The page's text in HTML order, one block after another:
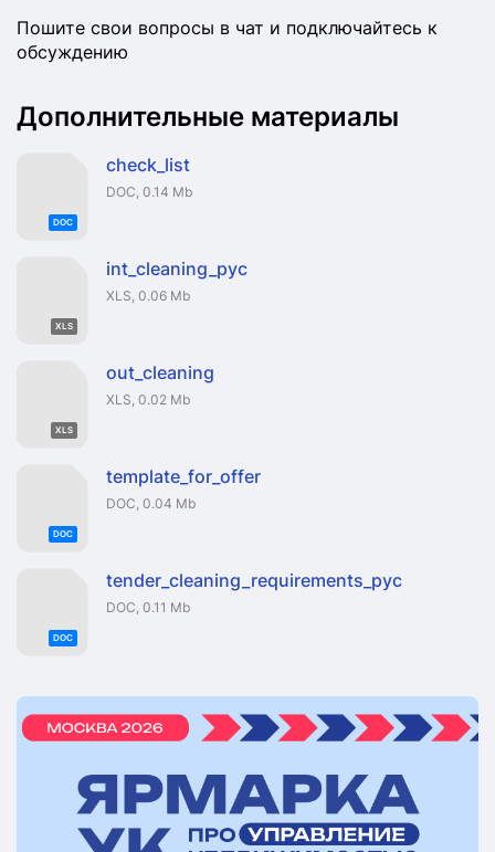
Пошите свои вопросы в чат и подключайтесь к
обсуждению
Дополнительные материалы
DOC
check_list
DOC, 0.14 Mb
XLS
int_cleaning_рус
XLS, 0.06 Mb
XLS
out_cleaning
XLS, 0.02 Mb
DOC
template_for_offer
DOC, 0.04 Mb
DOC
tender_cleaning_requirements_рус
DOC, 0.11 Mb